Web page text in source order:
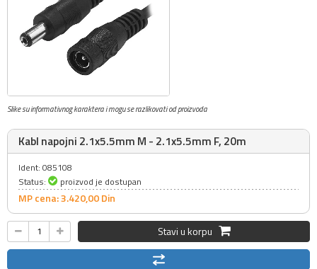
Slike su informativnog karaktera i mogu se razlikovati od proizvoda
Kabl napojni 2.1x5.5mm M - 2.1x5.5mm F, 20m
Ident: 085108
Status:
proizvod je dostupan
MP cena: 3.420,00Din
Stavi u korpu